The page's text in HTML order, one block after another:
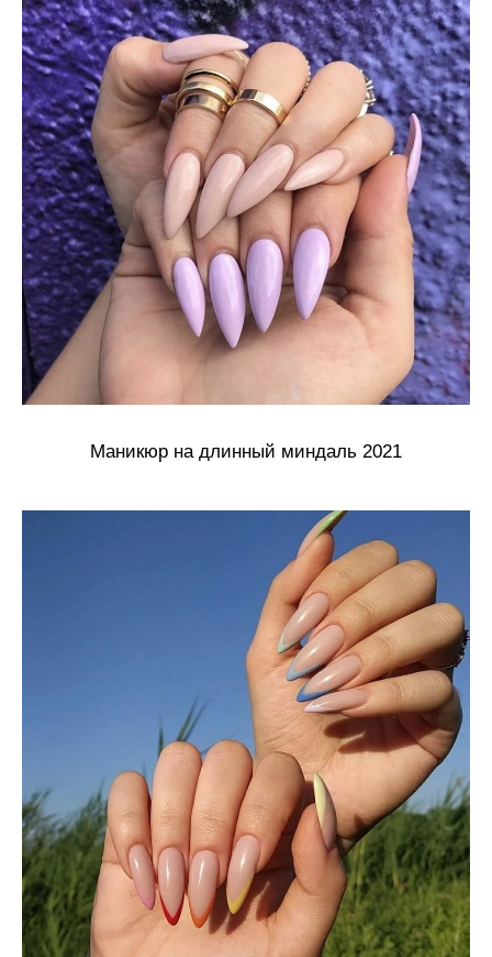
Маникюр на длинный миндаль 2021